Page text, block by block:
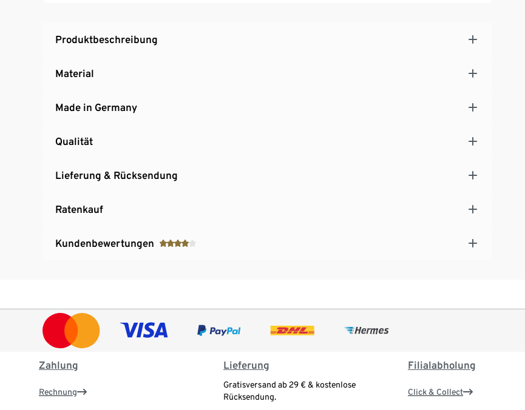
Produktbeschreibung
Material
Made in Germany
Qualität
Lieferung & Rücksendung
Ratenkauf
Kundenbewertungen
Zahlung
Rechnung
Lieferung
Gratisversand ab 29 € & kostenlose
Rücksendung.
Filialabholung
Click & Collect